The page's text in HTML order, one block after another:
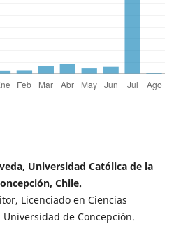
Universidad Católica de la
Chile.
Licenciado en Ciencias
de Concepción.